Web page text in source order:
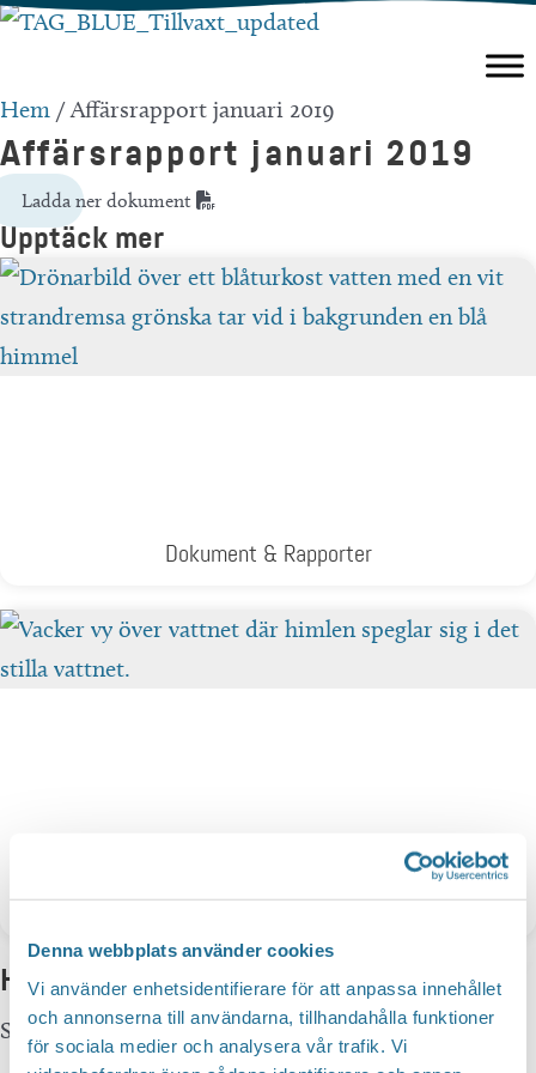
Denna webbplats använder cookies
Vi använder enhetsidentifierare för att anpassa innehållet
och annonserna till användarna, tillhandahålla funktioner
för sociala medier och analysera vår trafik. Vi
Hoppa
innehåll
Hem /Affärsrapport januari 2019
Affärsrapport januari 2019
Ladda ner dokument
Upptäck mer
Dokument & Rapporter
Nyheter
Hittar du inte vad du söker?
Sök här... SEARCH